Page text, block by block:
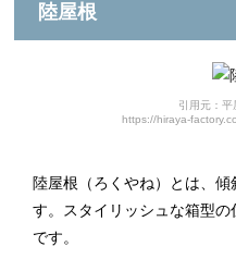
陸屋根
引用元：平
https://hiraya-
陸屋根（ろくやね）とは、
す。スタイリッシュな箱型
です。